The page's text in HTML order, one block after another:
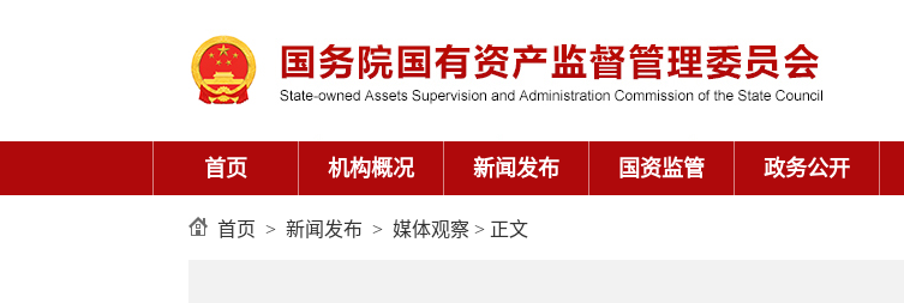
首页 机构概况 新闻发布 国资监管 政务公开
首页 > 新闻发布 > 媒体观察 > 正文